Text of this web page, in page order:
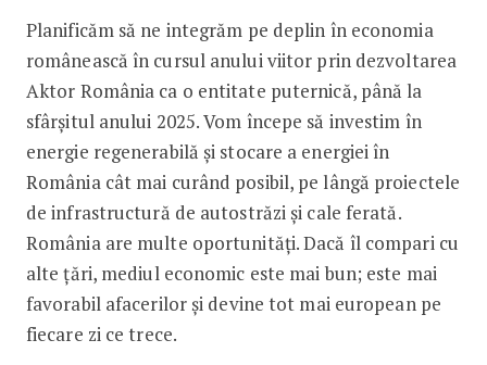
Planificăm să ne integrăm pe deplin în economia
românească în cursul anului viitor prin dezvoltarea
Aktor România ca o entitate puternică, până la
sfârșitul anului 2025. Vom începe să investim în
energie regenerabilă și stocare a energiei în
România cât mai curând posibil, pe lângă proiectele
de infrastructură de autostrăzi și cale ferată.
România are multe oportunități. Dacă îl compari cu
alte țări, mediul economic este mai bun; este mai
favorabil afacerilor și devine tot mai european pe
fiecare zi ce trece.